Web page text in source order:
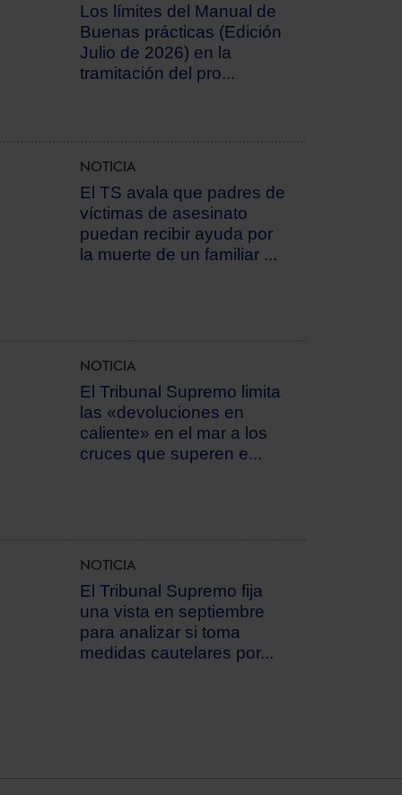
Los límites del Manual de
Buenas prácticas (Edición
Julio de 2026) en la
tramitación del pro...
NOTICIA
El TS avala que padres de
víctimas de asesinato
puedan recibir ayuda por
la muerte de un familiar ...
NOTICIA
El Tribunal Supremo limita
las «devoluciones en
caliente» en el mar a los
cruces que superen e...
NOTICIA
El Tribunal Supremo fija
una vista en septiembre
para analizar si toma
medidas cautelares por...